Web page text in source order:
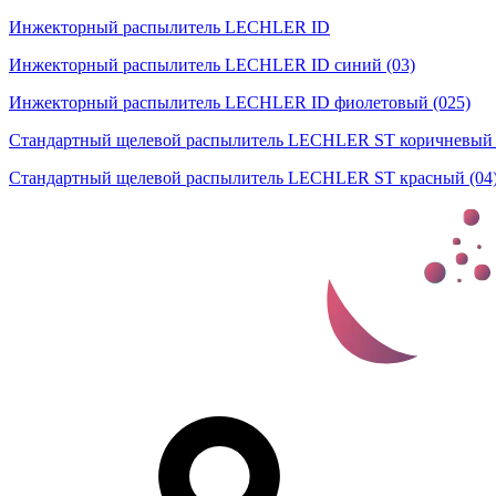
Инжекторный распылитель LECHLER ID
Инжекторный распылитель LECHLER ID синий (03)
Инжекторный распылитель LECHLER ID фиолетовый (025)
Стандартный щелевой распылитель LECHLER ST коричневый
Стандартный щелевой распылитель LECHLER ST красный